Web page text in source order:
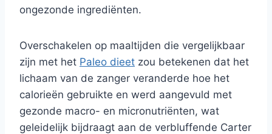
ongezonde ingrediënten.
Overschakelen op maaltijden die vergelijkbaar
zijn met het Paleo dieet zou betekenen dat het
lichaam van de zanger veranderde hoe het
calorieën gebruikte en werd aangevuld met
gezonde macro- en micronutriënten, wat
geleidelijk bijdraagt aan de verbluffende Carter